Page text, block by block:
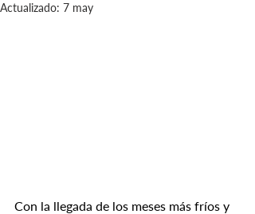
Actualizado: 7 may
Con la llegada de los meses más fríos y